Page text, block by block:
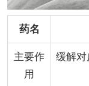
药名
主要作
用
缓解